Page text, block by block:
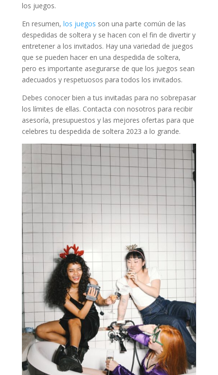
los juegos.
En resumen, los juegos son una parte común de las
despedidas de soltera y se hacen con el fin de divertir y
entretener a los invitados. Hay una variedad de juegos
que se pueden hacer en una despedida de soltera,
pero es importante asegurarse de que los juegos sean
adecuados y respetuosos para todos los invitados.
Debes conocer bien a tus invitadas para no sobrepasar
los límites de ellas. Contacta con nosotros para recibir
asesoría, presupuestos y las mejores ofertas para que
celebres tu despedida de soltera 2023 a lo grande.